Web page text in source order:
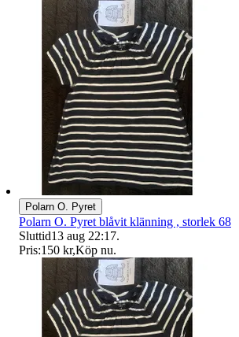
Polarn O. Pyret
Polarn O. Pyret blåvit klänning , storlek 68
Sluttid13 aug 22:17.
Pris:150 kr,Köp nu.